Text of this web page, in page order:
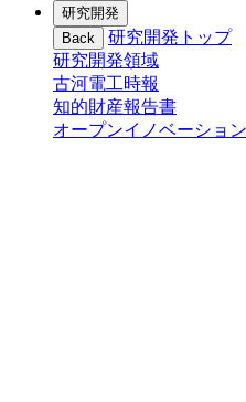
研究開発
Back
研究開発トップ
研究開発領域
古河電工時報
知的財産報告書
オープンイノベーショ